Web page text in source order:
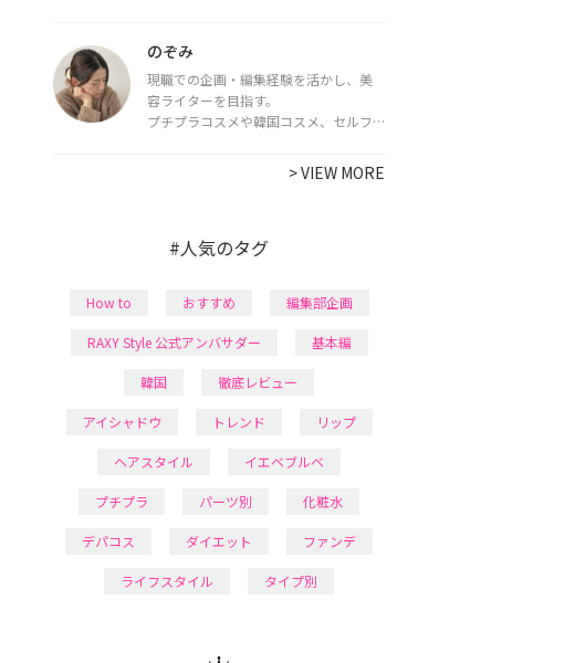
ライターとして活動中。
都内で16タイプパーソナルカラー診
断・顔タイプ診断・骨格診断によるイ
メージコンサルティングも行っていま
のぞみ
現職での企画・編集経験を活かし、美
容ライターを目指す。
プチプラコスメや韓国コスメ、セルフ
で最新情報をチェック。家事や育児の合
間に取り入れられる時短美容テクも実
>VIEW MORE
#人気のタグ
How to おすすめ 編集部企画
RAXY Style 公式アンバサダー 基本編
韓国 徹底レビュー
アイシャドウ トレンド リップ
ヘアスタイル イエベブルベ
プチプラ パーツ別 化粧水
デパコス ダイエット ファンデ
ライフスタイル タイプ別